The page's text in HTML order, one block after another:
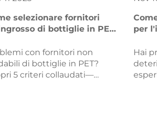
selezionare fornitori
di bottiglie in PET
con fornitori non
di bottiglie in PET?
5 criteri collaudati—
per
Hai